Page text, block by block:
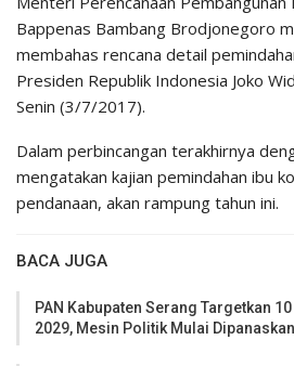
Bappenas Bambang Brodjonegoro
membahas rencana detail
Presiden Republik Indonesia Joko
Senin (3/7/2017).
Dalam perbincangan terakhirnya
mengatakan kajian pemindahan ibu
pendanaan, akan rampung tahun ini.
BACA JUGA
PAN Kabupaten Serang Targetkan
2029, Mesin Politik Mulai Dipanaskan